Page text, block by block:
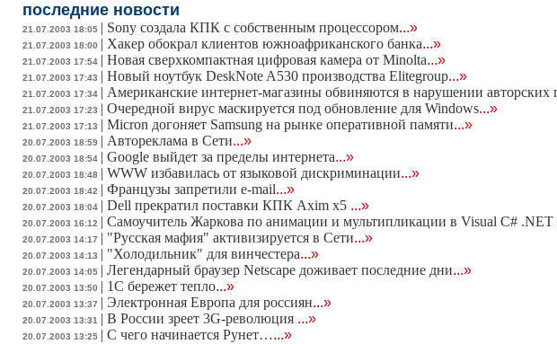
последние новости
21.07.2003 18:05 | Sony создала КПК с собственным процессором...»
21.07.2003 18:00 | Хакер обокрал клиентов южноафриканского банка...»
21.07.2003 17:54 | Новая сверхкомпактная цифровая камера от Minolta...»
21.07.2003 17:43 | Новый ноутбук DeskNote A530 производства Elitegroup...»
21.07.2003 17:34 | Американские интернет-магазины обвиняются в нарушении авторских
21.07.2003 17:23 | Очередной вирус маскируется под обновление для Windows...»
21.07.2003 17:13 | Micron догоняет Samsung на рынке оперативной памяти...»
20.07.2003 18:59 | Автореклама в Сети...»
20.07.2003 18:54 | Google выйдет за пределы интернета...»
20.07.2003 18:48 | WWW избавилась от языковой дискриминации...»
20.07.2003 18:42 | Французы запретили e-mail...»
20.07.2003 18:04 | Dell прекратил поставки КПК Axim x5 ...»
20.07.2003 16:12 | Самоучитель Жаркова по анимации и мультипликации в Visual С# .NET
20.07.2003 14:17 | "Русская мафия" активизируется в Сети...»
20.07.2003 14:13 | "Холодильник" для винчестера...»
20.07.2003 14:05 | Легендарный браузер Netscape доживает последние дни...»
20.07.2003 13:50 | 1С бережет тепло...»
20.07.2003 13:37 | Электронная Европа для россиян...»
20.07.2003 13:31 | В России зреет 3G-революция ...»
20.07.2003 13:25 | С чего начинается Рунет…...»